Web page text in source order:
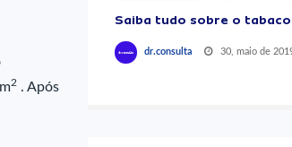
2 . Após
Saiba tudo sobre o tabaco
dr.consulta 30, maio de